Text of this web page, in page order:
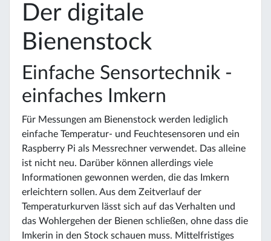
Der digitale
Bienenstock
Einfache Sensortechnik -
einfaches Imkern
Für Messungen am Bienenstock werden lediglich
einfache Temperatur- und Feuchtesensoren und ein
Raspberry Pi als Messrechner verwendet. Das alleine
ist nicht neu. Darüber können allerdings viele
Informationen gewonnen werden, die das Imkern
erleichtern sollen. Aus dem Zeitverlauf der
Temperaturkurven lässt sich auf das Verhalten und
das Wohlergehen der Bienen schließen, ohne dass die
Imkerin in den Stock schauen muss. Mittelfristiges